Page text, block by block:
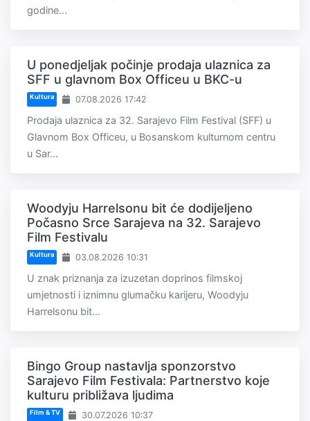
godine...
U ponedjeljak počinje prodaja ulaznica za
SFF u glavnom Box Officeu u BKC-u
Kultura 07.08.2026 17:42
Prodaja ulaznica za 32. Sarajevo Film Festival (SFF) u
Glavnom Box Officeu, u Bosanskom kulturnom centru
u Sar...
Woodyju Harrelsonu bit će dodijeljeno
Počasno Srce Sarajeva na 32. Sarajevo
Film Festivalu
Kultura 03.08.2026 10:31
U znak priznanja za izuzetan doprinos filmskoj
umjetnosti i iznimnu glumačku karijeru, Woodyju
Harrelsonu bit...
Bingo Group nastavlja sponzorstvo
Sarajevo Film Festivala: Partnerstvo koje
kulturu približava ljudima
Film & TV 30.07.2026 10:37